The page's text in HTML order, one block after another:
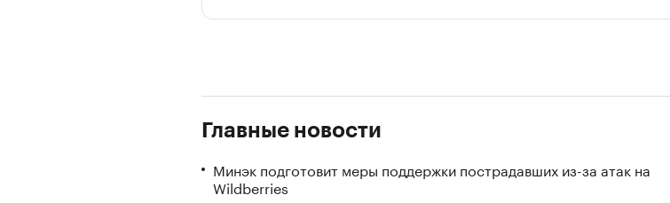
Главные новости
Минэк подготовит меры поддержки пострадавших из-за атак на
Wildberries